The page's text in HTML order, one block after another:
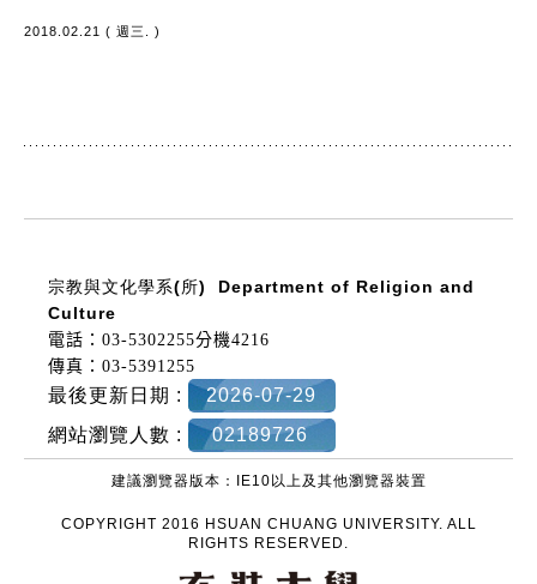
2018.02.21 ( 週三. )
宗教與文化學系(所) Department of Religion and
Culture
電話：03-5302255分機4216
傳真：03-5391255
最後更新日期 :
2026-07-29
網站瀏覽人數 :
02189726
建議瀏覽器版本：IE10以上及其他瀏覽器裝置
COPYRIGHT 2016 HSUAN CHUANG UNIVERSITY. ALL
RIGHTS RESERVED.